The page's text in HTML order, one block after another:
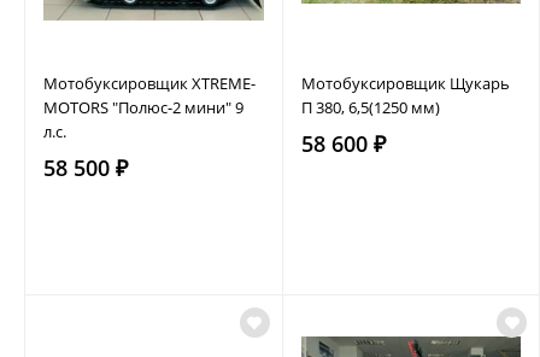
Мотобуксировщик XTREME-
MOTORS "Полюс-2 мини" 9
л.с.
58 500 ₽
Мотобуксировщик Щукарь
П 380, 6,5(1250 мм)
58 600 ₽